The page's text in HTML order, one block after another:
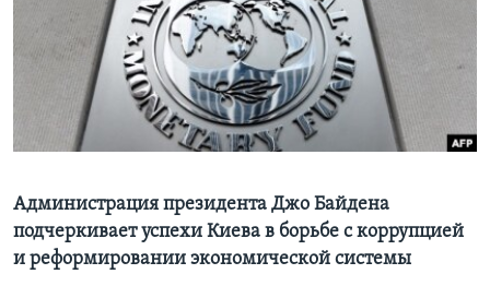
Learning English
СОЦИАЛЬНЫЕ СЕТИ
Языки
Администрация президента Джо Байдена
подчеркивает успехи Киева в борьбе с коррупцией
и реформировании экономической системы